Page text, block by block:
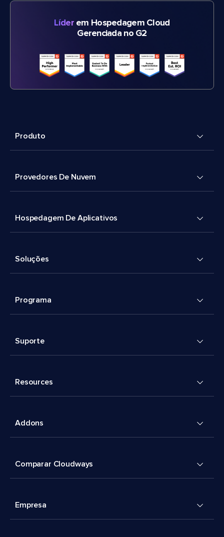
Líderem Hospedagem Cloud
Gerenciada no G2
Produto
Provedores De Nuvem
Hospedagem De Aplicativos
Soluções
Programa
Suporte
Resources
Addons
Comparar Cloudways
Empresa